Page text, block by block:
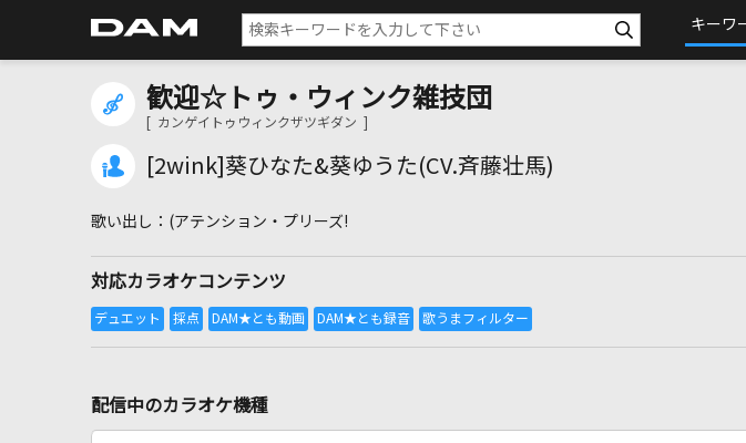
キーワ
歓迎☆トゥ・ウィンク雑技団
[ カンゲイトゥウィンクザツギダン ]
[2wink]葵ひなた&葵ゆうた(CV.斉藤壮馬)
(アテンション・プリーズ!
対応カラオケコンテンツ
配信中のカラオケ機種